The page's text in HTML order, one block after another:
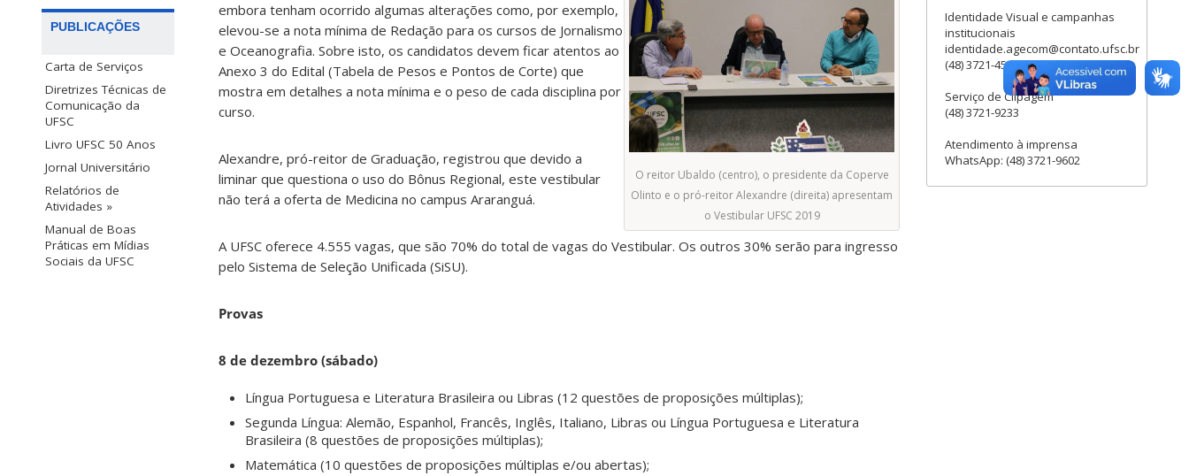
PUBLICAÇÕES
Carta de Serviços
Diretrizes Técnicas de
Comunicação da
UFSC
Livro UFSC 50 Anos
Jornal Universitário
Relatórios de
Atividades »
Manual de Boas
Práticas em Mídias
Sociais da UFSC
O reitor Ubaldo (centro), o presidente da Coperve
Olinto e o pró-reitor Alexandre (direita) apresentam
o Vestibular UFSC 2019
embora tenham ocorrido algumas alterações como, por exemplo,
elevou-se a nota mínima de Redação para os cursos de Jornalismo
e Oceanografia. Sobre isto, os candidatos devem ficar atentos ao
Anexo 3 do Edital (Tabela de Pesos e Pontos de Corte) que
mostra em detalhes a nota mínima e o peso de cada disciplina por
curso.
Alexandre, pró-reitor de Graduação, registrou que devido a
liminar que questiona o uso do Bônus Regional, este vestibular
não terá a oferta de Medicina no campus Araranguá.
A UFSC oferece 4.555 vagas, que são 70% do total de vagas do Vestibular. Os outros 30% serão para ingresso
pelo Sistema de Seleção Unificada (SiSU).
Provas
8 de dezembro (sábado)
Língua Portuguesa e Literatura Brasileira ou Libras (12 questões de proposições múltiplas);
Segunda Língua: Alemão, Espanhol, Francês, Inglês, Italiano, Libras ou Língua Portuguesa e Literatura
Brasileira (8 questões de proposições múltiplas);
Matemática (10 questões de proposições múltiplas e/ou abertas);
Identidade Visual e campanhas
institucionais
identidade.agecom@contato.ufsc.br
(48) 3721-4558
Serviço de Clipagem
(48) 3721-9233
Atendimento à imprensa
WhatsApp: (48) 3721-9602